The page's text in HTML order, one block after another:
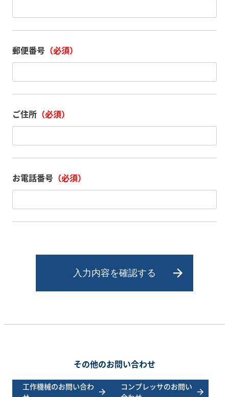
郵便番号 （必須）
ご住所 （必須）
お電話番号 （必須）
入力内容を確認する
その他のお問い合わせ
工作機械のお問い合わ
コンプレッサのお問い